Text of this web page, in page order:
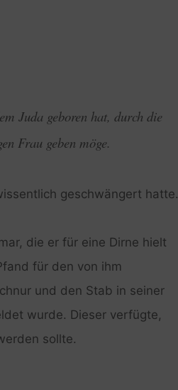
Juda geboren hat, durch die
Frau geben möge.
geschwängert hatte.
die er für eine Dirne hielt
für den von ihm
und den Stab in seiner
wurde. Dieser verfügte,
sollte.